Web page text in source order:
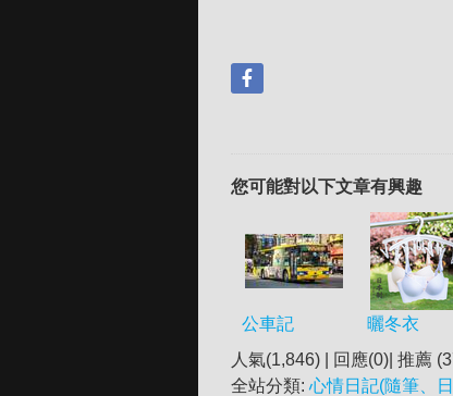
您可能對以下文章有興趣
公車記 曬冬衣
人氣(1,846) | 回應(0)| 推薦 (
全站分類: 心情日記(隨筆、